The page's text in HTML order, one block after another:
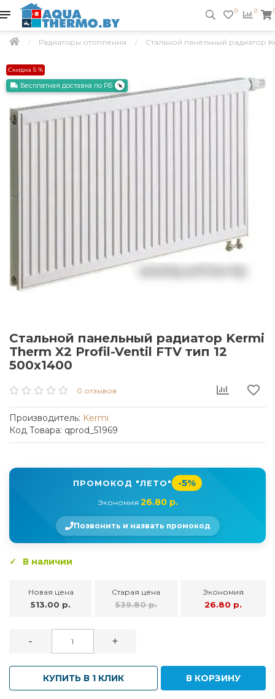
0 0
Радиаторы отопления Стальной панельный радиатор
Скидка 5 %
Бесплатная доставка по РБ
Стальной панельный радиатор Kermi
Therm X2 Profil-Ventil FTV тип 12
500x1400
0 отзывов
Производитель: Kermi
Код Товара: qprod_51969
ПРОМОКОД "ЛЕТО" -5%
Экономия 26.80 р.
Позвонить и назвать промокод
В наличии
Новая цена
513.00 р.
Старая цена
539.80 р.
Экономия
26.80 р.
- +
КУПИТЬ В 1 КЛИК В КОРЗИНУ